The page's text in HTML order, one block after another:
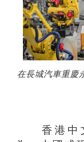
在長城汽車重慶
香港中文